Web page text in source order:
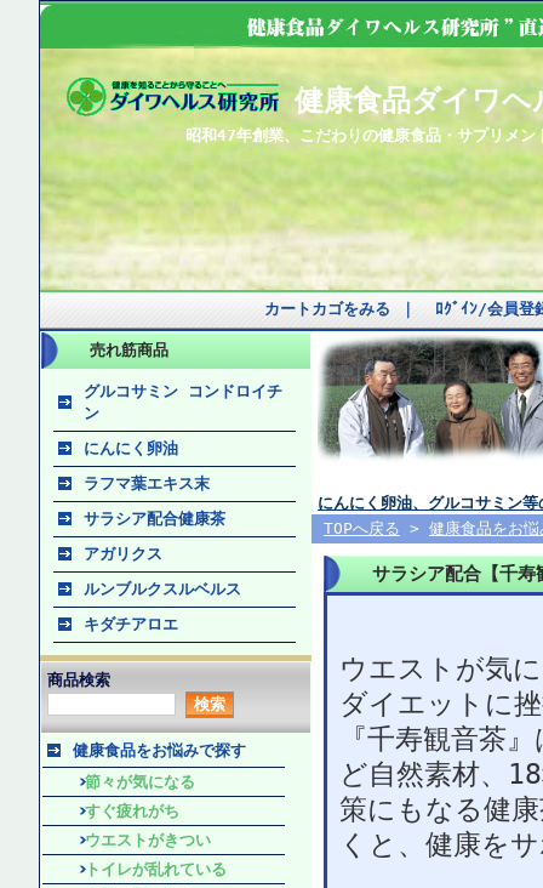
健康食品ダイワヘ
昭和47年創業、こだわりの健康食品・サプリメン
カートカゴをみる ﾛｸﾞｲﾝ/会員登
売れ筋商品
グルコサミン コンドロイチ
ン
にんにく卵油
ラフマ葉エキス末
サラシア配合健康茶
アガリクス
ルンブルクスルベルス
キダチアロエ
商品検索
健康食品をお悩みで探す
節々が気になる
すぐ疲れがち
ウエストがきつい
トイレが乱れている
にんにく卵油、グルコサミン
TOPへ戻る > 健康食品をお
サラシア配合【千
ウエストが気
ダイエットに
『千寿観音茶
ど自然素材、
策にもなる健
くと、健康を